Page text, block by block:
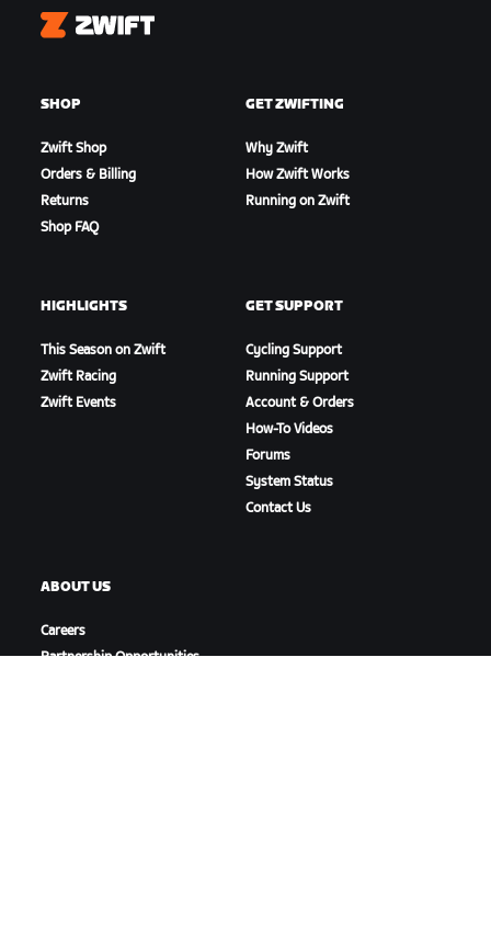
Zwift
SHOP
Zwift Shop
Orders & Billing
Returns
Shop FAQ
GET ZWIFTING
Why Zwift
How Zwift Works
Running on Zwift
HIGHLIGHTS
This Season on Zwift
Zwift Racing
Zwift Events
GET SUPPORT
Cycling Support
Running Support
Account & Orders
How-To Videos
Forums
System Status
Contact Us
ABOUT US
Careers
Partnership Opportunities